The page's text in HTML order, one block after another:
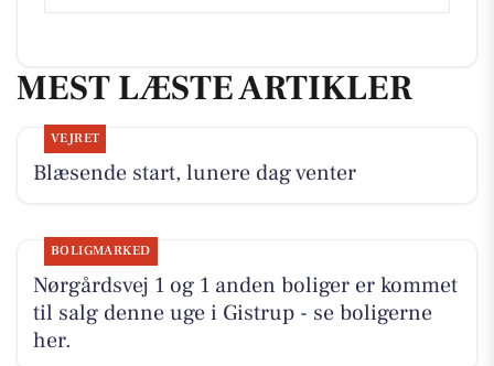
MEST LÆSTE ARTIKLER
VEJRET
Blæsende start, lunere dag venter
BOLIGMARKED
Nørgårdsvej 1 og 1 anden boliger er kommet
til salg denne uge i Gistrup - se boligerne
her.